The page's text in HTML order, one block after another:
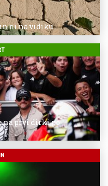
ni na vidiku
na prvi dirki po